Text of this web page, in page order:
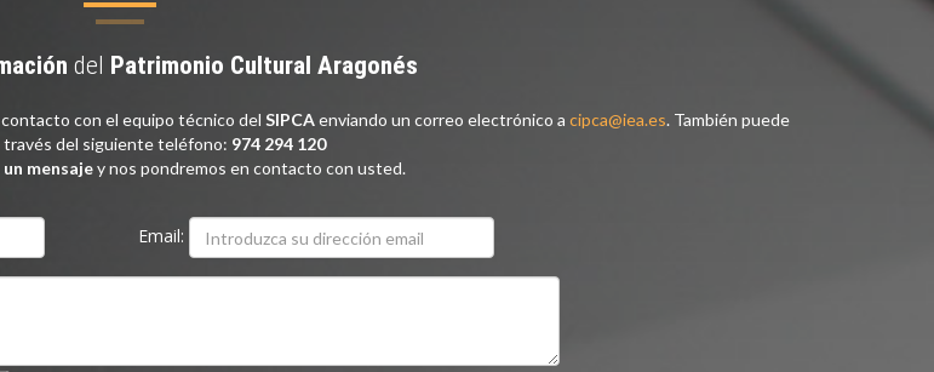
del Patrimonio Cultural Aragonés
con el equipo técnico del SIPCAenviando un correo electrónico a cipca@iea.es. También puede
del siguiente teléfono: 974 294 120
mensajey nos pondremos en contacto con usted.
Email: